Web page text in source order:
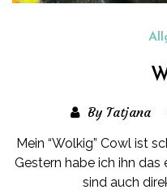
By Tatjana
Mein “Wolkig” Cowl ist
Gestern habe ich ihn
sind auch